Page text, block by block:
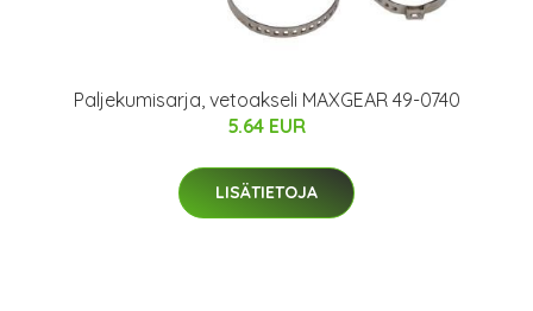
Paljekumisarja, vetoakseli MAXGEAR 49-0740
5.64 EUR
LISÄTIETOJA